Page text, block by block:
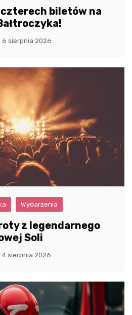
biletów na
6 sierpnia 2026
Wydarzenia
z legendarnego
Soli
4 sierpnia 2026